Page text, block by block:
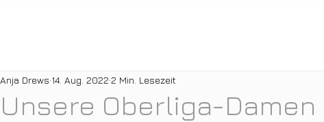
Unsere Oberliga-
Anja Drews 14. Aug. 2022 2 Min. Lesezeit